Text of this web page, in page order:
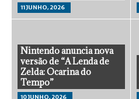
11 JUNHO, 2026
Nintendo anuncia nova
versão de “A Lenda de
Zelda: Ocarina do
Tempo”
10 JUNHO, 2026